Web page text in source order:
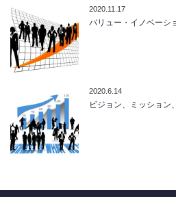
2020.11.17
バリュー・イノベーシ
2020.6.14
ビジョン、ミッション